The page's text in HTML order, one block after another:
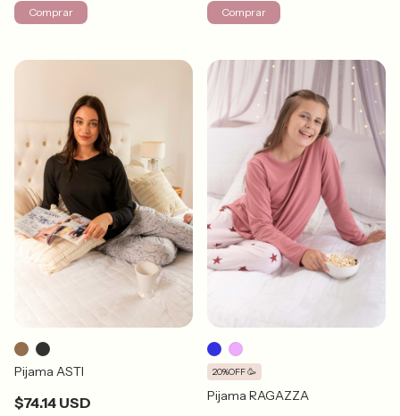
Comprar Comprar
Pijama ASTI
$74.14 USD Pijama RAGAZZA
20%OFF 🥳